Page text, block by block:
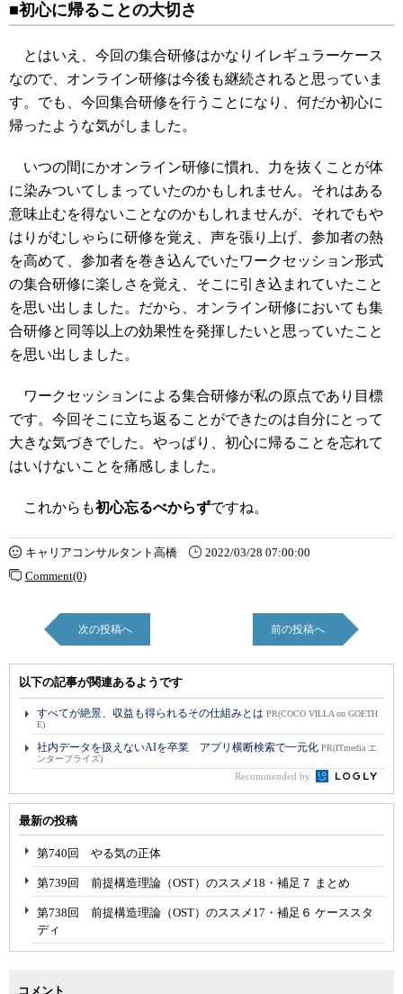
■初心に帰ることの大切さ
とはいえ、今回の集合研修はかなりイレギュラーケース
なので、オンライン研修は今後も継続されると思っていま
す。でも、今回集合研修を行うことになり、何だか初心に
帰ったような気がしました。
いつの間にかオンライン研修に慣れ、力を抜くことが体
に染みついてしまっていたのかもしれません。それはある
意味止むを得ないことなのかもしれませんが、それでもや
はりがむしゃらに研修を覚え、声を張り上げ、参加者の熱
を高めて、参加者を巻き込んでいたワークセッション形式
の集合研修に楽しさを覚え、そこに引き込まれていたこと
を思い出しました。だから、オンライン研修においても集
合研修と同等以上の効果性を発揮したいと思っていたこと
を思い出しました。
ワークセッションによる集合研修が私の原点であり目標
です。今回そこに立ち返ることができたのは自分にとって
大きな気づきでした。やっぱり、初心に帰ることを忘れて
はいけないことを痛感しました。
これからも初心忘るべからずですね。
キャリアコンサルタント高橋
2022/03/28 07:00:00
Comment(0)
次の投稿へ 前の投稿へ
以下の記事が関連あるようです
すべてが絶景、収益も得られるその仕組みとは PR(COCO VILLA on GOETH
E)
社内データを扱えないAIを卒業 アプリ横断検索で一元化 PR(ITmedia エ
ンタープライズ)
Recommended by
最新の投稿
第740回 やる気の正体
第739回 前提構造理論（OST）のススメ18・補足７ まとめ
第738回 前提構造理論（OST）のススメ17・補足６ ケーススタ
ディ
コメント